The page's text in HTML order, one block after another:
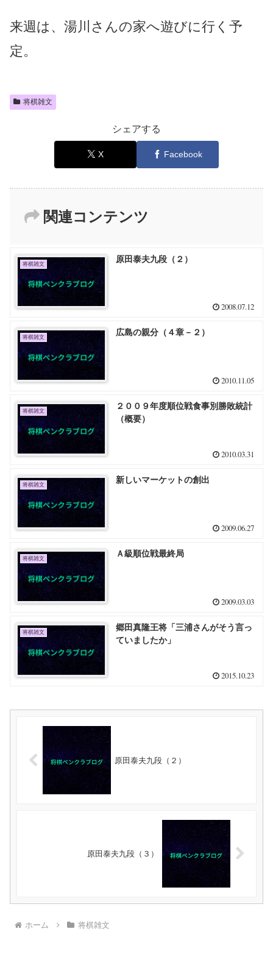
来週は、湯川さんの家へ遊びに行く予
定。
将棋雑文
シェアする
X Facebook
関連コンテンツ
将棋雑文 原田泰夫九段（２）
2008.07.12
将棋雑文 広島の親分（４章－２）
2010.11.05
将棋雑文
２００９年度順位戦食事別勝敗統計
（概要）
2010.03.31
将棋雑文 新しいマーケットの創出
2009.06.27
将棋雑文 Ａ級順位戦最終局
2009.03.03
将棋雑文
郷田真隆王将「三浦さんがそう言っ
ていましたか」
2015.10.23
原田泰夫九段（２）
原田泰夫九段（３）
ホーム 将棋雑文